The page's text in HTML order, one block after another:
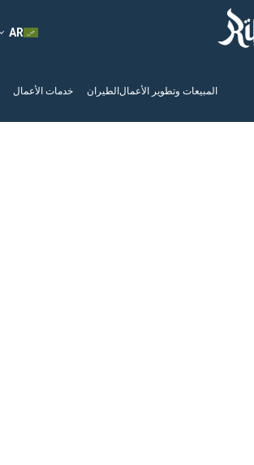
المبيعات وتطوير الأعمال الطيران خدمات الأعمال